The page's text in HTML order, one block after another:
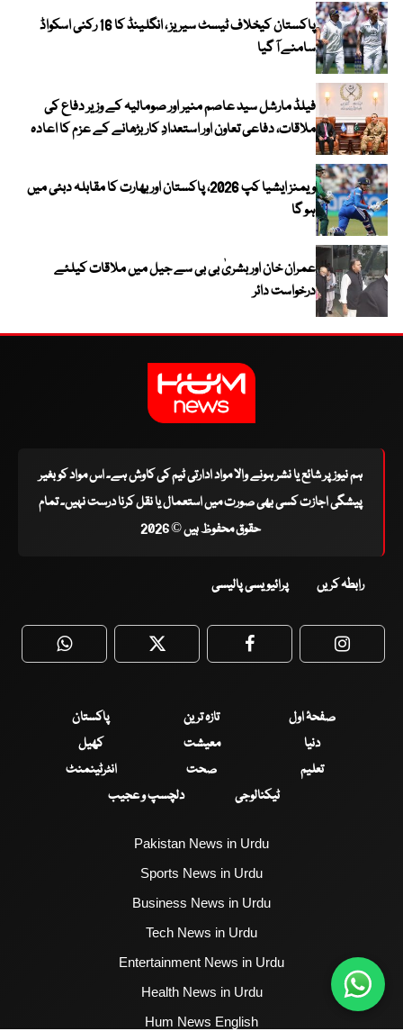
پاکستان کیخلاف ٹیسٹ سیریز ، انگلینڈ کا 16 رکنی اسکواڈ
سامنے آ گیا
فیلڈ مارشل سید عاصم منیر اور صومالیہ کے وزیر دفاع کی
ملاقات، دفاعی تعاون اور استعدادِ کار بڑھانے کے عزم کا اعادہ
ویمنز ایشیا کپ 2026، پاکستان اور بھارت کا مقابلہ دبئی میں
ہو گا
عمران خان اور بشریٰ بی بی سے جیل میں ملاقات کیلئے
درخواست دائر
ہم نیوز پر شائع یا نشر ہونے والا مواد ادارتی ٹیم کی کاوش ہے۔ اس مواد کو بغیر
پیشگی اجازت کسی بھی صورت میں استعمال یا نقل کرنا درست نہیں۔ تمام
حقوق محفوظ ہیں © 2026
رابطہ کریں پرائیویسی پالیسی
WhatsApp Twitter Facebook
صفحۂ اول تازہ ترین
پاکستان
دنیا
معیشت
کھیل
تعلیم
صحت
انٹرٹینمنٹ
ٹیکنالوجی
دلچسپ و عجیب
Pakistan News in Urdu
Sports News in Urdu
Business News in Urdu
Tech News in Urdu
Entertainment News in Urdu
Health News in Urdu
Hum News English